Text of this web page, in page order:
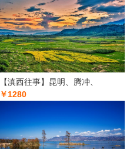
【滇西往事】昆明、腾冲、
￥1280